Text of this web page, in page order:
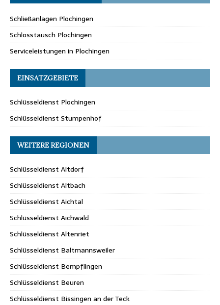
Schließanlagen Plochingen
Schlosstausch Plochingen
Serviceleistungen in Plochingen
EINSATZGEBIETE
Schlüsseldienst Plochingen
Schlüsseldienst Stumpenhof
WEITERE REGIONEN
Schlüsseldienst Altdorf
Schlüsseldienst Altbach
Schlüsseldienst Aichtal
Schlüsseldienst Aichwald
Schlüsseldienst Altenriet
Schlüsseldienst Baltmannsweiler
Schlüsseldienst Bempflingen
Schlüsseldienst Beuren
Schlüsseldienst Bissingen an der Teck